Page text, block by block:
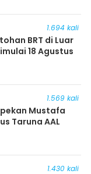
1.694 kali
BRT di Luar
18 Agustus
1.569 kali
Mustafa
Taruna AAL
1.430 kali